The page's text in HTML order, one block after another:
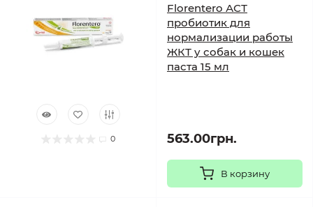
0
Florentero АСТ
пробиотик для
нормализации работы
ЖКТ у собак и кошек
паста 15 мл
563.00грн.
В корзину